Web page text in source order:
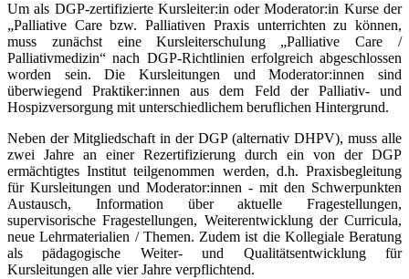
Um als DGP-zertifizierte Kursleiter:in oder Moderator:in Kurse der
„Palliative Care bzw. Palliativen Praxis unterrichten zu können,
muss zunächst eine Kursleiterschulung „Palliative Care /
Palliativmedizin“ nach DGP-Richtlinien erfolgreich abgeschlossen
worden sein. Die Kursleitungen und Moderator:innen sind
überwiegend Praktiker:innen aus dem Feld der Palliativ- und
Hospizversorgung mit unterschiedlichem beruflichen Hintergrund.
Neben der Mitgliedschaft in der DGP (alternativ DHPV), muss alle
zwei Jahre an einer Rezertifizierung durch ein von der DGP
ermächtigtes Institut teilgenommen werden, d.h. Praxisbegleitung
für Kursleitungen und Moderator:innen - mit den Schwerpunkten
Austausch, Information über aktuelle Fragestellungen,
supervisorische Fragestellungen, Weiterentwicklung der Curricula,
neue Lehrmaterialien / Themen. Zudem ist die Kollegiale Beratung
als pädagogische Weiter- und Qualitätsentwicklung für
Kursleitungen alle vier Jahre verpflichtend.